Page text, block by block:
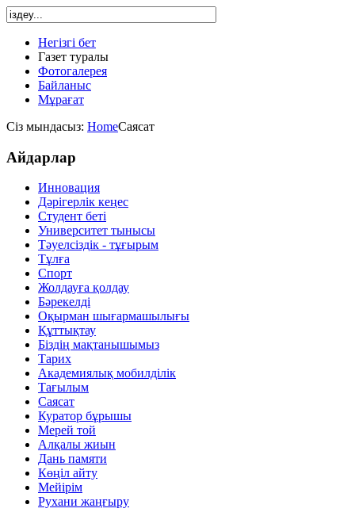
Негізгі бет
Газет туралы
Фотогалерея
Байланыс
Мұрағат
Сіз мындасыз: HomeСаясат
Айдарлар
Инновация
Дәрігерлік кеңес
Студент беті
Университет тынысы
Тәуелсіздік - тұғырым
Тұлға
Спорт
Жолдауға қолдау
Бәрекелді
Оқырман шығармашылығы
Құттықтау
Біздің мақтанышымыз
Тарих
Академиялық мобилділік
Тағылым
Саясат
Куратор бұрышы
Мерей той
Алқалы жиын
Дань памяти
Көңіл айту
Мейірім
Рухани жаңғыру